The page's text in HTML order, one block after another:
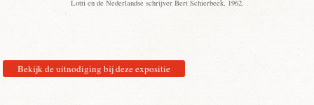
Lotti en de Nederlandse schrijver Bert Schierbeek, 1962.
Bekijk de uitnodiging bij deze expositie